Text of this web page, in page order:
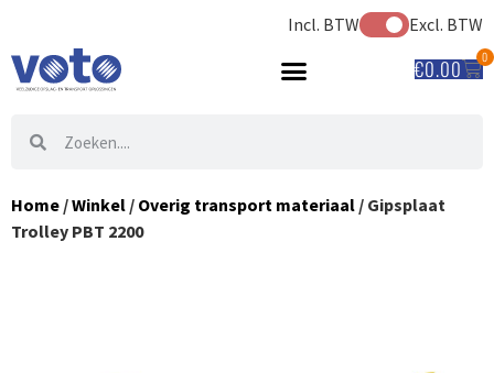
Incl. BTW Excl. BTW
€0.00 0
Home /Winkel / Overig transport materiaal / Gipsplaat
Trolley PBT 2200